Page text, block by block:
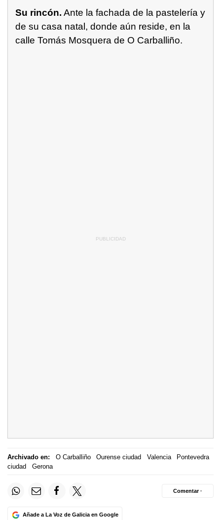
Su rincón. Ante la fachada de la pastelería y
de su casa natal, donde aún reside, en la
calle Tomás Mosquera de O Carballiño.
Archivado en: O Carballiño Ourense ciudad Valencia
Pontevedra
ciudad
Gerona
Añade a La Voz de Galicia en Google
Comentar ·